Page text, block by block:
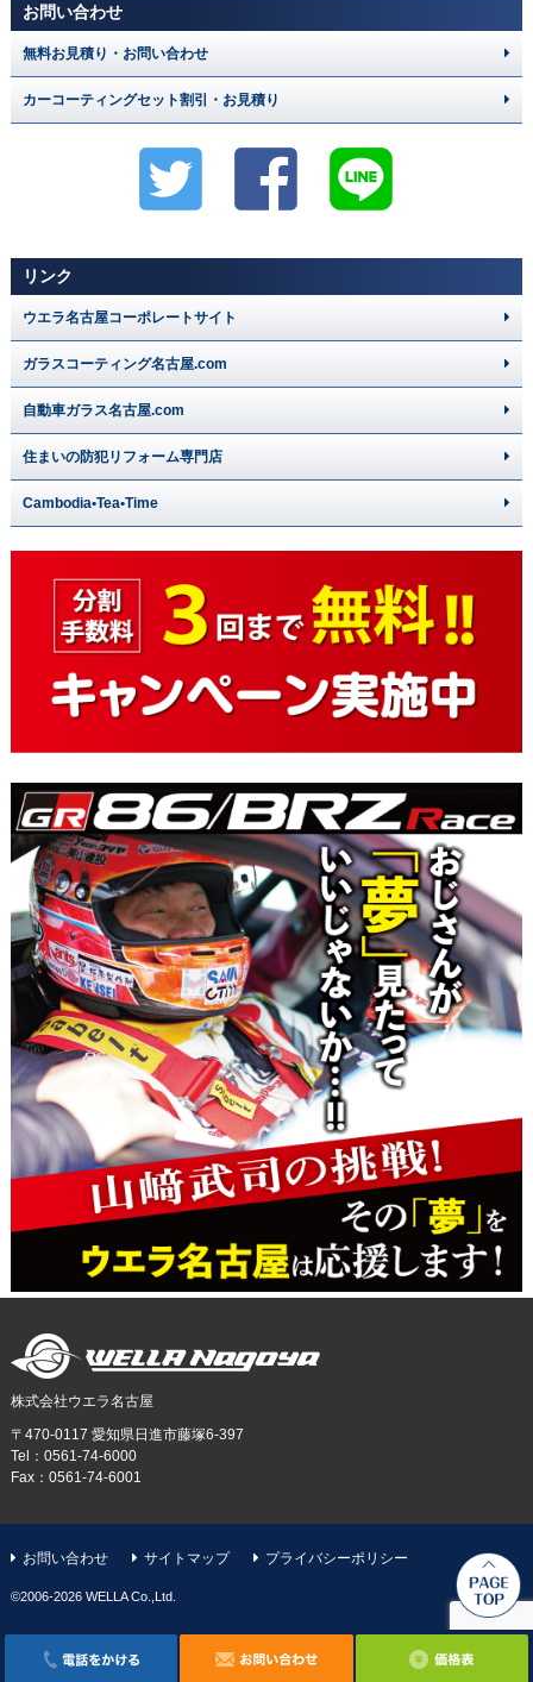
お問い合わせ
無料お見積り・お問い合わせ
カーコーティングセット割引・お見積り
リンク
ウエラ名古屋コーポレートサイト
ガラスコーティング名古屋.com
自動車ガラス名古屋.com
住まいの防犯リフォーム専門店
Cambodia•Tea•Time
株式会社ウエラ名古屋
〒470-0117 愛知県日進市藤塚6-397
Tel：0561-74-6000
Fax：0561-74-6001
お問い合わせ サイトマップ プライバシーポリシー
©️2006-2026 WELLA Co.,Ltd.